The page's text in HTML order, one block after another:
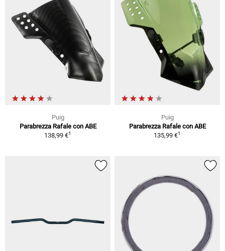
Puig
Parabrezza Rafale con ABE
138,99 €1
Puig
Parabrezza Rafale con ABE
135,99 €1